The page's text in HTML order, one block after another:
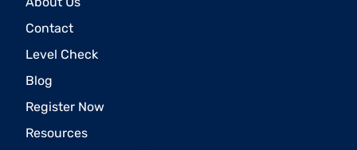
Contact
Level Check
Blog
Register Now
Resources